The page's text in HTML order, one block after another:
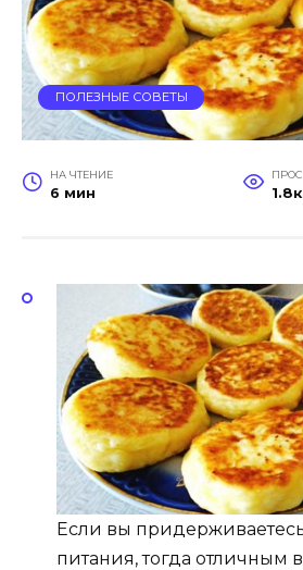
ПОЛЕЗНЫЕ СОВЕТЫ
НА ЧТЕНИЕ
6 мин
Если вы
питания, тогда отличным